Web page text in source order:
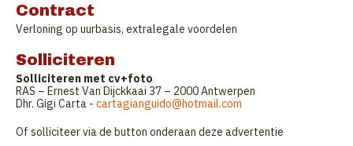
Contract
Verloning op uurbasis, extralegale voordelen
Solliciteren
Solliciteren met cv+foto
RAS – Ernest Van Dijckkaai 37 – 2000 Antwerpen
Dhr. Gigi Carta - cartagianguido@hotmail.com
Of solliciteer via de button onderaan deze advertentie